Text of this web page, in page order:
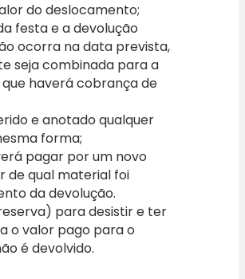
do deslocamento;
festa e a devolução
ocorra na data prevista,
seja combinada para a
haverá cobrança de
e anotado qualquer
forma;
pagar por um novo
de qual material foi
da devolução.
para desistir e ter
o valor pago para o
é devolvido.